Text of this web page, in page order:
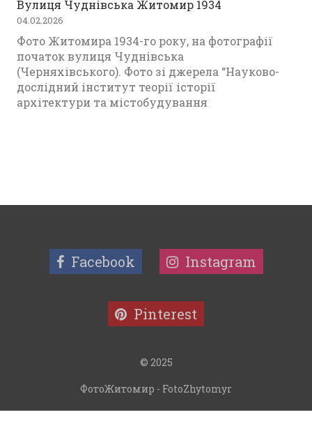
Вулиця Чуднівська Житомир 1934
04.02.2026
Фото Житомира 1934-го року, на фотографії
початок вулиця Чуднівська
(Черняхівського). Фото зі джерела “Науково-
дослідний інститут теорії історії
архітектури та містобудування
Facebook Instagram
Pinterest
© 2025
ФотоЖитомир - FotoZhytomyr